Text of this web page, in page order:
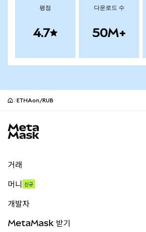
평점
4.7
다운로드 수
50M+
ETHAon/RUB
거래
무기한 선물
실물자산
머니 신규
개발자
MetaMask 받기